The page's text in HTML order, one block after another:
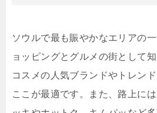
ソウルで最も賑やかなエリアの
ョッピングとグルメの街として
コスメの人気ブランドやトレン
ここが最適です。また、路上に